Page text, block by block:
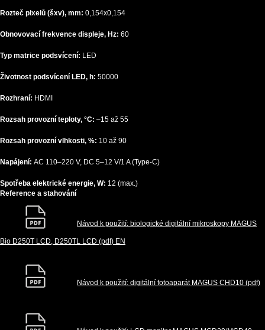
Rozteč pixelů (šxv), mm: 0,154x0,154
Obnovovací frekvence displeje, Hz: 60
Typ matrice podsvícení: LED
Životnost podsvícení LED, h: 50000
Rozhraní: HDMI
Rozsah provozní teploty, °C: –15 až 55
Rozsah provozní vlhkosti, %: 10 až 90
Napájení: AC 110–220 V, DC 5–12 V/1 A (Type-C)
Spotřeba elektrické energie, W: 12 (max.)
Reference a stahování
Návod k použití: biologické digitální mikroskopy MAGUS
Bio D250T LCD, D250TL LCD (pdf) EN
Návod k použití: digitální fotoaparát MAGUS CHD10 (pdf)